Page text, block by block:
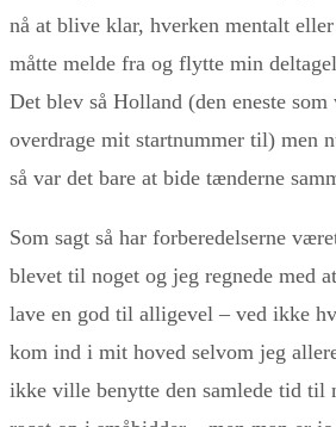
nå at blive klar, hverken mentalt
måtte melde fra og flytte min
Det blev så Holland (den eneste
overdrage mit startnummer til) men
så var det bare at bide tænderne
Som sagt så har forberedelserne
blevet til noget og jeg regnede med
lave en god til alligevel – ved ikke
kom ind i mit hoved selvom jeg
ikke ville benytte den samlede tid til